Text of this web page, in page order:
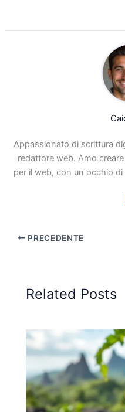
Appassionato di scrittura
redattore web. Amo
per il web, con un occhio
PRECEDENTE
Related Posts